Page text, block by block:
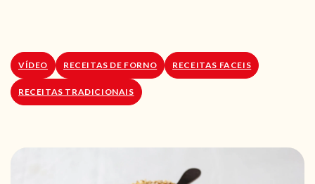
VÍDEO RECEITAS DE FORNO RECEITAS FACEIS
RECEITAS TRADICIONAIS